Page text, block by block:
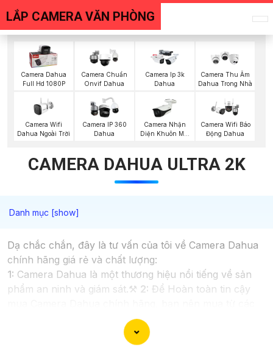
LẮP CAMERA VĂN PHÒNG
Camera Dahua
Full Hd 1080P
Camera Chuẩn
Onvif Dahua
Camera Ip 3k
Dahua
Camera Thu Âm
Dahua Trong Nhà
Camera Wifi
Dahua Ngoài Trời
Camera IP 360
Dahua
Camera Nhận
Diện Khuôn Mặt
Camera Wifi Báo
Động Dahua
CAMERA DAHUA ULTRA 2K
Dạ chắc chắn, đây là tư vấn của tôi về Camera Dahua
chính hãng giá rẻ và chất lượng:
1: Camera Dahua là một thương hiệu nổi tiếng về sản
phẩm an ninh và giám sát.⚒ 2: Để Hoàn toàn tin cậy
cửa hàng uy tín hoặc các đại lý chính thức của
Mức giá của Camera Dahua có thể thay đổi
tùy vào model và chức năng của camera. Bạn nên tìm